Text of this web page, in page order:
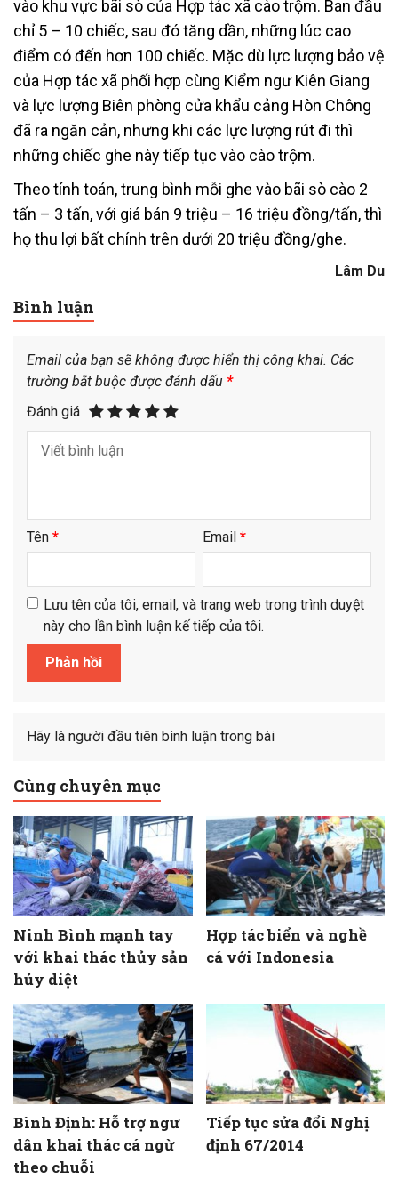
vào khu vực bãi sò của Hợp tác xã cào trộm. Ban đầu
chỉ 5 – 10 chiếc, sau đó tăng dần, những lúc cao
điểm có đến hơn 100 chiếc. Mặc dù lực lượng bảo vệ
của Hợp tác xã phối hợp cùng Kiểm ngư Kiên Giang
và lực lượng Biên phòng cửa khẩu cảng Hòn Chông
đã ra ngăn cản, nhưng khi các lực lượng rút đi thì
những chiếc ghe này tiếp tục vào cào trộm.
Theo tính toán, trung bình mỗi ghe vào bãi sò cào 2
tấn – 3 tấn, với giá bán 9 triệu – 16 triệu đồng/tấn, thì
họ thu lợi bất chính trên dưới 20 triệu đồng/ghe.
Lâm Du
Bình luận
Email của bạn sẽ không được hiển thị công khai. Các
trường bắt buộc được đánh dấu *
Đánh giá
Tên * Email *
Lưu tên của tôi, email, và trang web trong trình duyệt
này cho lần bình luận kế tiếp của tôi.
Hãy là người đầu tiên bình luận trong bài
Cùng chuyên mục
Ninh Bình mạnh tay
với khai thác thủy sản
hủy diệt
Hợp tác biển và nghề
cá với Indonesia
Bình Định: Hỗ trợ ngư
dân khai thác cá ngừ
theo chuỗi
Tiếp tục sửa đổi Nghị
định 67/2014